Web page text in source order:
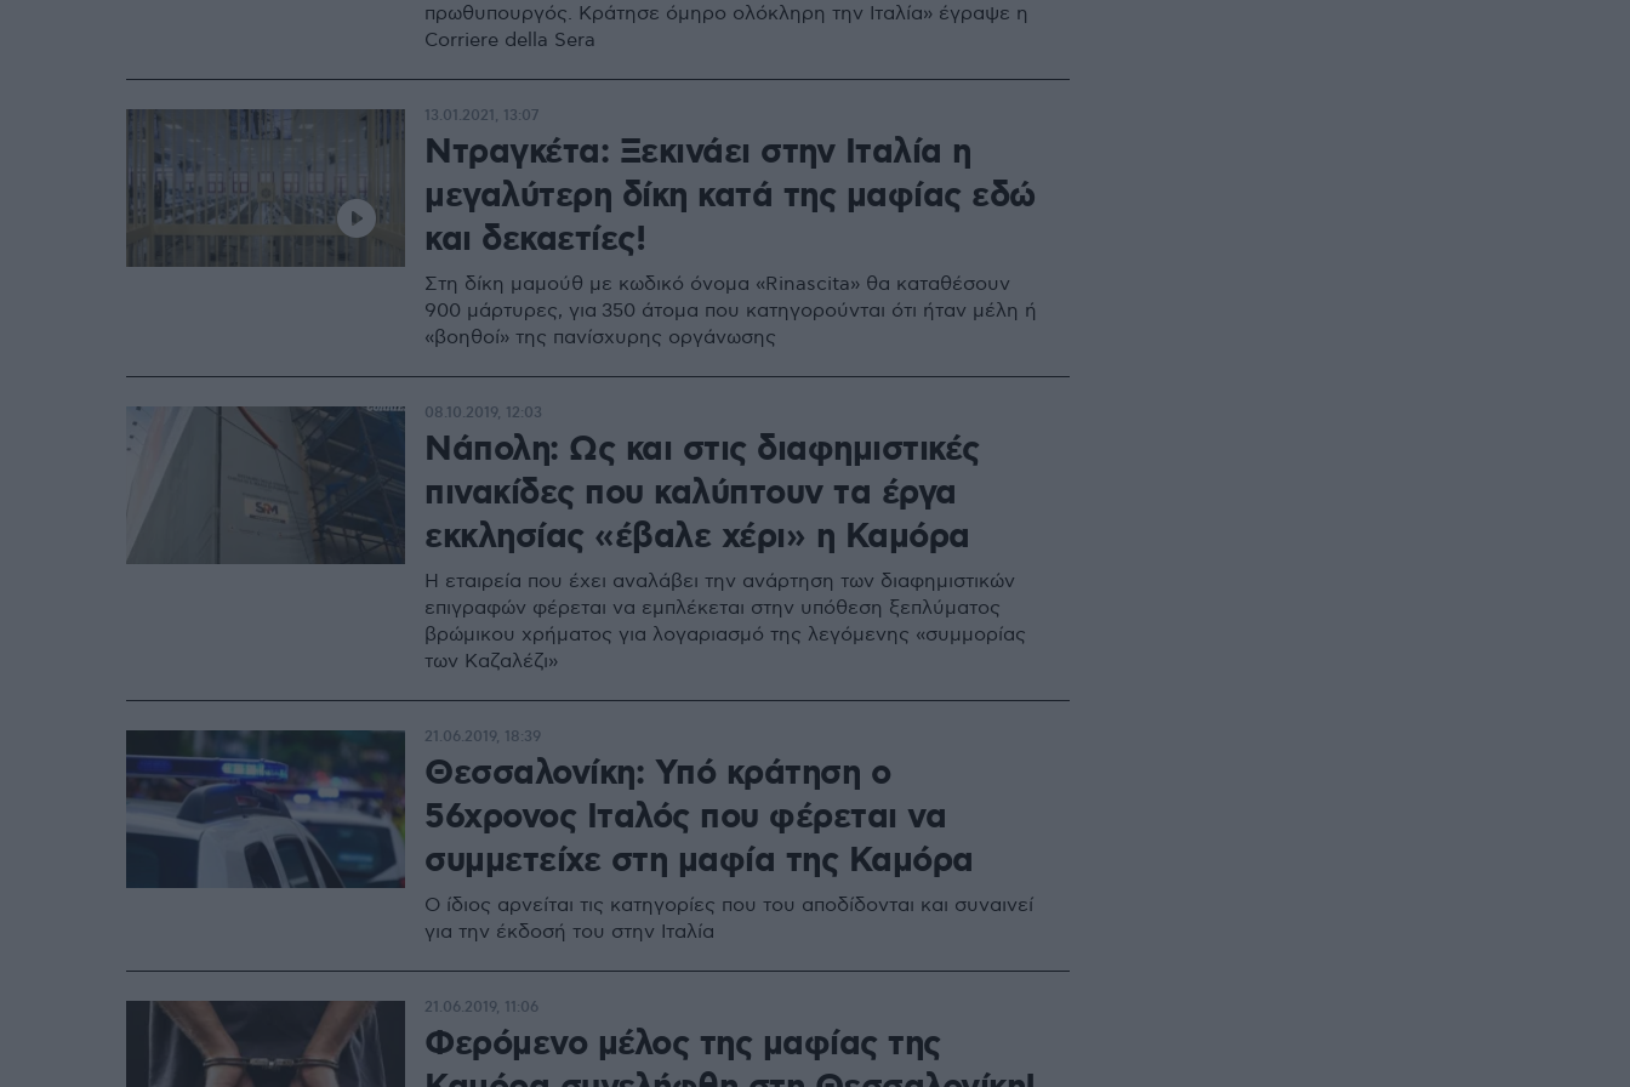
πρωθυπουργός. Κράτησε όμηρο ολόκληρη την Ιταλία» έγραψε η
Corriere della Sera
Ντραγκέτα: Ξεκινάει στην Ιταλία η
μεγαλύτερη δίκη κατά της μαφίας εδώ
και δεκαετίες!
Στη δίκη μαμούθ με κωδικό όνομα «Rinascita» θα καταθέσουν
900 μάρτυρες, για 350 άτομα που κατηγορούνται ότι ήταν μέλη ή
«βοηθοί» της πανίσχυρης οργάνωσης
13.01.2021, 13:07
Νάπολη: Ως και στις διαφημιστικές
πινακίδες που καλύπτουν τα έργα
εκκλησίας «έβαλε χέρι» η Καμόρα
H εταιρεία που έχει αναλάβει την ανάρτηση των διαφημιστικών
επιγραφών φέρεται να εμπλέκεται στην υπόθεση ξεπλύματος
βρώμικου χρήματος για λογαριασμό της λεγόμενης «συμμορίας
των Καζαλέζι»
08.10.2019, 12:03
Θεσσαλονίκη: Υπό κράτηση ο
56χρονος Ιταλός που φέρεται να
συμμετείχε στη μαφία της Καμόρα
Ο ίδιος αρνείται τις κατηγορίες που του αποδίδονται και συναινεί
για την έκδοσή του στην Ιταλία
21.06.2019, 18:39
Φερόμενο μέλος της μαφίας της
21.06.2019, 11:06